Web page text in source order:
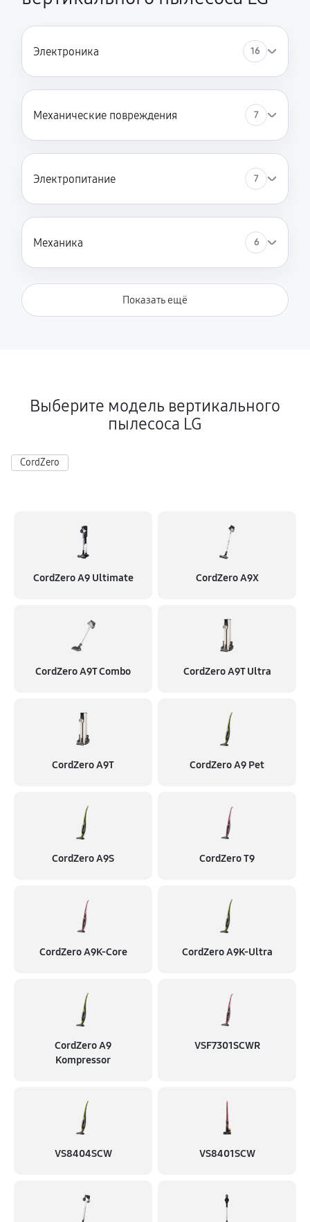
Электроника 16
Механические повреждения 7
Электропитание 7
Механика 6
Показать ещё
Выберите модель вертикального
пылесоса LG
CordZero
CordZero A9 Ultimate CordZero A9X
CordZero A9T Combo CordZero A9T Ultra
CordZero A9T CordZero A9 Pet
CordZero A9S CordZero T9
CordZero A9K-Core CordZero A9K-Ultra
CordZero A9
Kompressor
VSF7301SCWR
VS8404SCW VS8401SCW